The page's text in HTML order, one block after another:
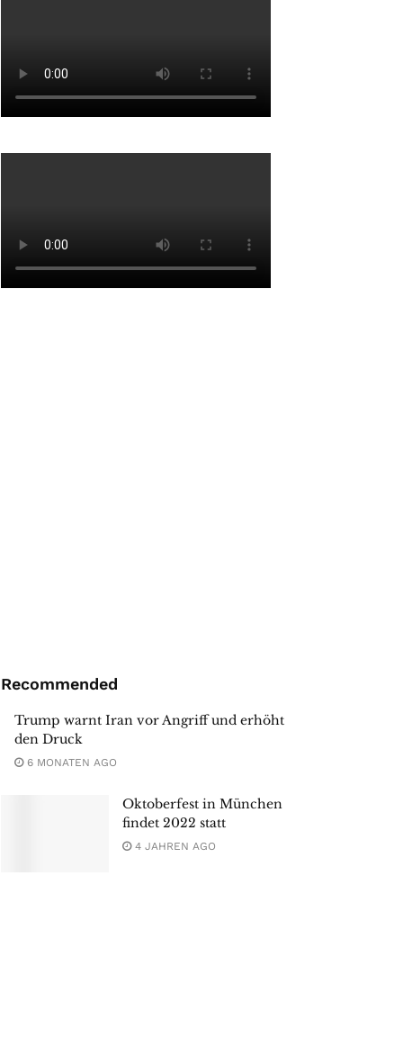
Recommended
Trump warnt Iran vor Angriff und erhöht
den Druck
6 MONATEN AGO
Oktoberfest in München
findet 2022 statt
4 JAHREN AGO